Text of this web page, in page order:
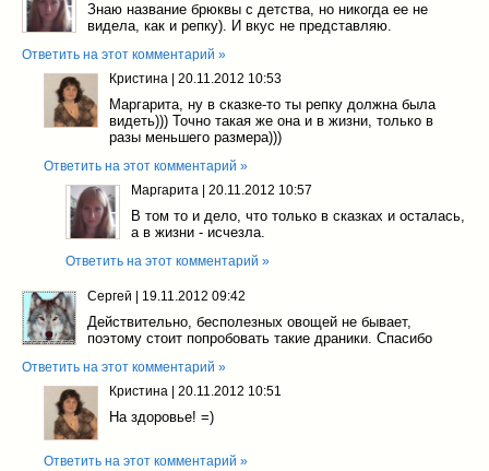
Знаю название брюквы с детства, но никогда ее не
видела, как и репку). И вкус не представляю.
Ответить на этот комментарий »
Кристина
20.11.2012 10:53
Маргарита, ну в сказке-то ты репку должна была
видеть))) Точно такая же она и в жизни, только в
разы меньшего размера)))
Ответить на этот комментарий »
Маргарита
20.11.2012 10:57
В том то и дело, что только в сказках и осталась,
а в жизни - исчезла.
Ответить на этот комментарий »
Сергей 19.11.2012 09:42
Действительно, бесполезных овощей не бывает,
поэтому стоит попробовать такие драники. Спасибо
Ответить на этот комментарий »
Кристина
20.11.2012 10:51
На здоровье! =)
Ответить на этот комментарий »